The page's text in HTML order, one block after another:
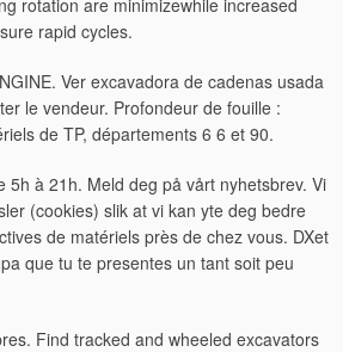
rotation are minimizewhile increased
rapid cycles.
Ver excavadora de cadenas usada
le vendeur. Profondeur de fouille :
de TP, départements 6 6 et 90.
5h à 21h. Meld deg på vårt nyhetsbrev. Vi
(cookies) slik at vi kan yte deg bedre
de matériels près de chez vous. DXet
que tu te presentes un tant soit peu
Find tracked and wheeled excavators